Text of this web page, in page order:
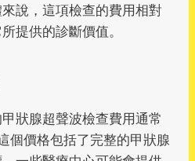
說，這項檢查的費用相對
提供的診斷價值。
狀腺超聲波檢查費用通常
個價格包括了完整的甲狀腺